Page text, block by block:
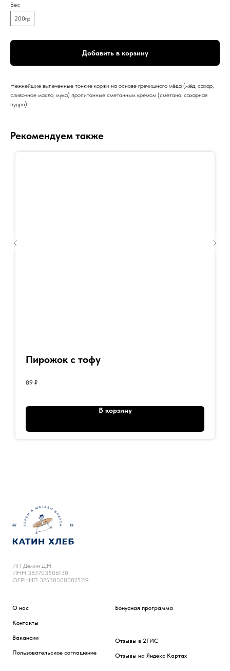
Вес
200гр
Добавить в корзину
Нежнейшие выпеченные тонкие коржи на основе гречишного мёда (мëд, сахар,
сливочное масло, мука) пропитанные сметанным кремом (сметана, сахарная
пудра).
Рекомендуем также
Пирожок с тофу
89 ₽
В корзину
ИП Демин Д.Н.
ИНН 383703506130
ОГРНИП 325385000025119
О нас
Контакты
Вакансии
Пользовательское соглашение
Бонусная программа
Отзывы в 2ГИС
Отзывы на Яндекс Картах